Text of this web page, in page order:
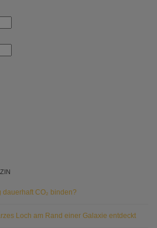
CO₂ binden?
Loch am Rand einer Galaxie entdeckt